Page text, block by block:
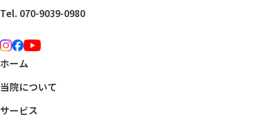
Tel. 070-9039-0980
ホーム
当院について
サービス